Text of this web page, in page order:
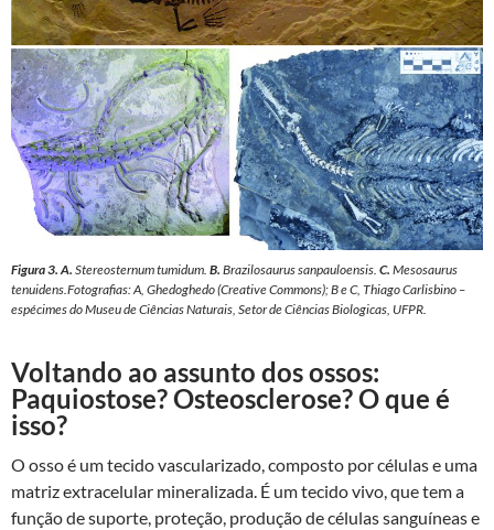
Figura 3. A. Stereosternum tumidum. B. Brazilosaurus sanpauloensis. C. Mesosaurus
tenuidens.Fotografias: A, Ghedoghedo (Creative Commons); B e C, Thiago Carlisbino –
espécimes do Museu de Ciências Naturais, Setor de Ciências Biologicas, UFPR.
Voltando ao assunto dos ossos:
Paquiostose? Osteosclerose? O que é
isso?
O osso é um tecido vascularizado, composto por células e uma
matriz extracelular mineralizada. É um tecido vivo, que tem a
função de suporte, proteção, produção de células sanguíneas e